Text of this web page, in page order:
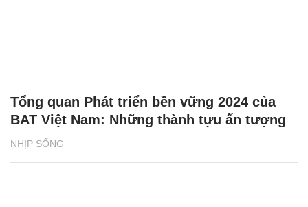
NHỊP SỐNG
Tổng quan Phát triển bền vững 2024 của
BAT Việt Nam: Những thành tựu ấn tượng